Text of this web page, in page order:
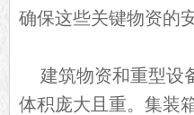
确保这些关键物资的
建筑物资和重型设
体积庞大且重。集装